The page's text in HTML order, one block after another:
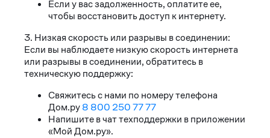
Если у вас задолженность, оплатите ее,
чтобы восстановить доступ к интернету.
3. Низкая скорость или разрывы в соединении:
Если вы наблюдаете низкую скорость интернета
или разрывы в соединении, обратитесь в
техническую поддержку:
Свяжитесь с нами по номеру телефона
Дом.ру8 800 250 77 77
Напишите в чат техподдержки в приложении
«Мой Дом.ру».